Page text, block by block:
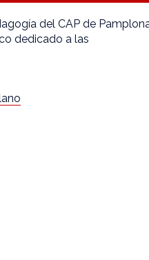
del CAP de
dedicado a las